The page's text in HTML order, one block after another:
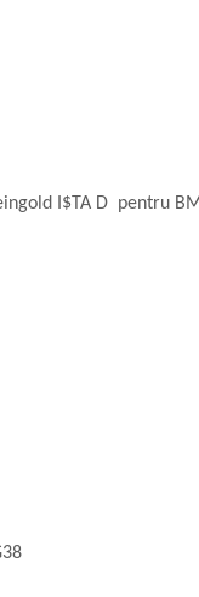
I$TA D pentru